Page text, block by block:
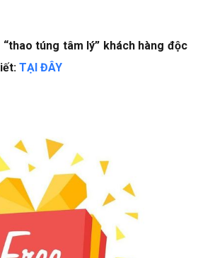
túng tâm lý” khách hàng độc
TẠI ĐÂY